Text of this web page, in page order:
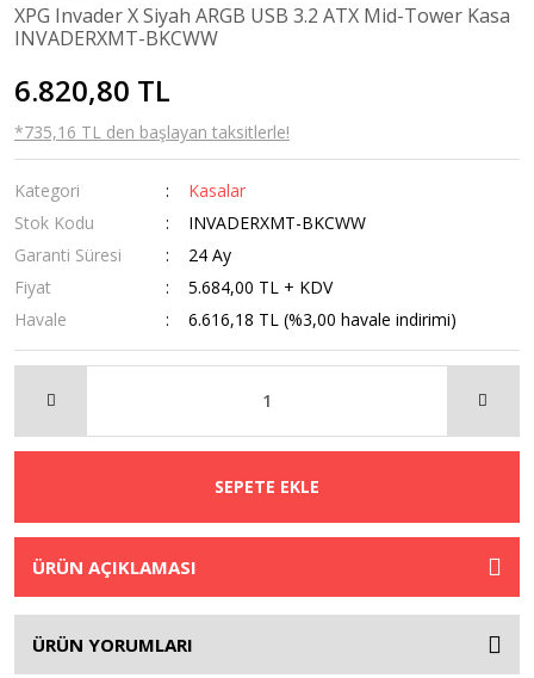
XPG Invader X Siyah ARGB USB 3.2 ATX Mid-Tower Kasa
INVADERXMT-BKCWW
6.820,80 TL
*735,16 TL den başlayan taksitlerle!
Kategori
Kasalar
Stok Kodu
INVADERXMT-BKCWW
Garanti Süresi
24 Ay
Fiyat
5.684,00 TL + KDV
Havale
6.616,18 TL (%3,00 havale indirimi)
SEPETE EKLE
ÜRÜN AÇIKLAMASI
ÜRÜN YORUMLARI